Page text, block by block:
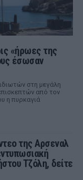
«ήρωες της
έσωσαν
στη μεγάλη
από τον
η πυρκαγιά
της Αρσεναλ
Τζόλη, δείτε